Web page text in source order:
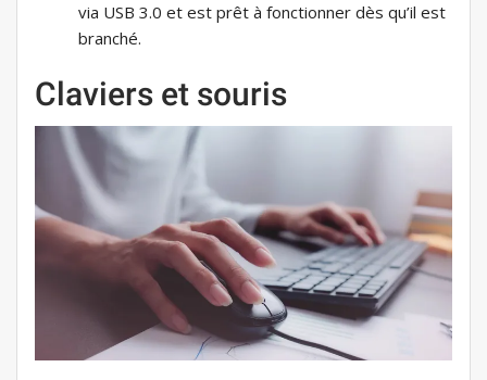
via USB 3.0 et est prêt à fonctionner dès qu’il est
branché.
Claviers et souris